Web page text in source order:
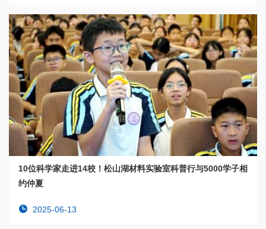
10位科学家走进14校！松山湖材料实验室科普行与5000学子相
约仲夏
2025-06-13